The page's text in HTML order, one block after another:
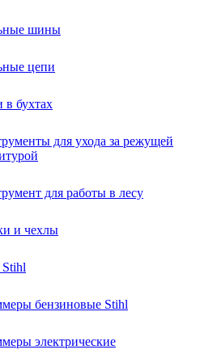
шины
цепи
в бухтах
для ухода за режущей
для работы в лесу
и чехлы
бензиновые Stihl
электрические